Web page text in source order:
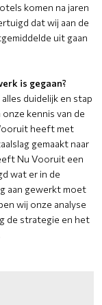
komen na jaren
dat wij aan de
uit gaan
is gegaan?
duidelijk en stap
kennis van de
heeft met
gemaakt naar
Nu Vooruit een
wat er in de
aan gewerkt moet
wij onze analyse
de strategie en het